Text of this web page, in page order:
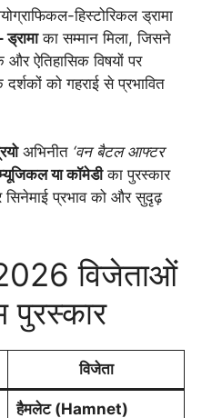
हिस्टोरिकल ड्रामा
का सम्मान मिला, जिसने
और ऐतिहासिक विषयों पर
को गहराई से प्रभावित
अभिनीत ‘वन बैटल आफ्टर
या कॉमेडीका पुरस्कार
प्रभाव को और सुदृढ़
विजेताओं
पुरस्कार
विजेता
हैमलेट (Hamnet)